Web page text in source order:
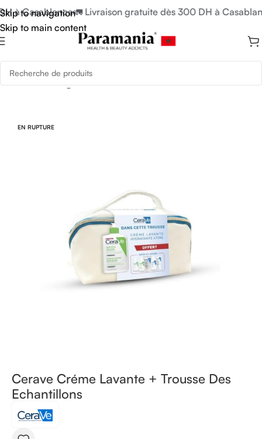
Skip to navigation
Skip to main content
à Casablanca🚛 Livraison gratuite dès 300 DH à
Accueil/Uncategorized
EN RUPTURE
Cerave Créme Lavante + Trousse Des
Echantillons